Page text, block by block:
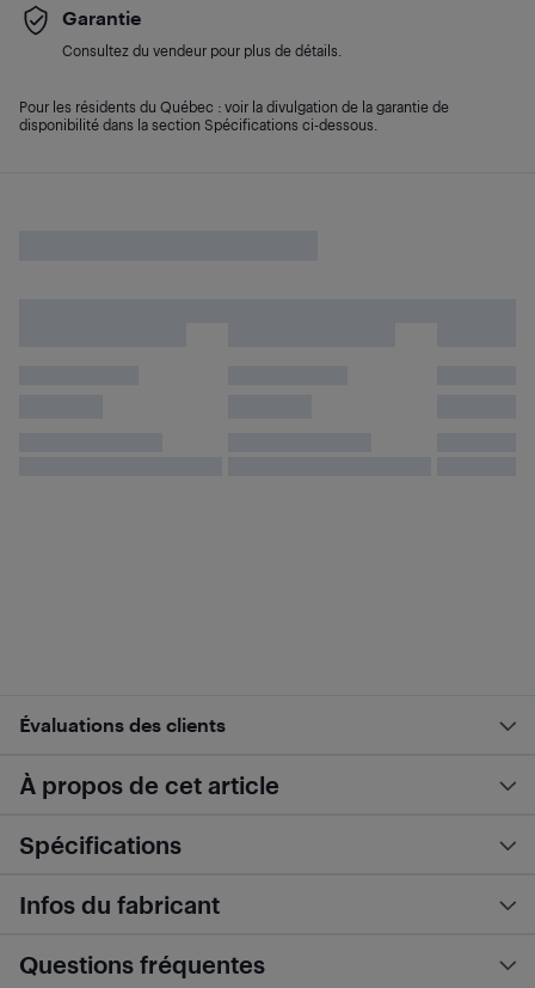
Garantie
Consultez du vendeur pour plus de détails.
Pour les résidents du Québec : voir la divulgation de la garantie de
disponibilité dans la section Spécifications ci-dessous.
Évaluations des clients
À propos de cet article
Spécifications
Infos du fabricant
Questions fréquentes